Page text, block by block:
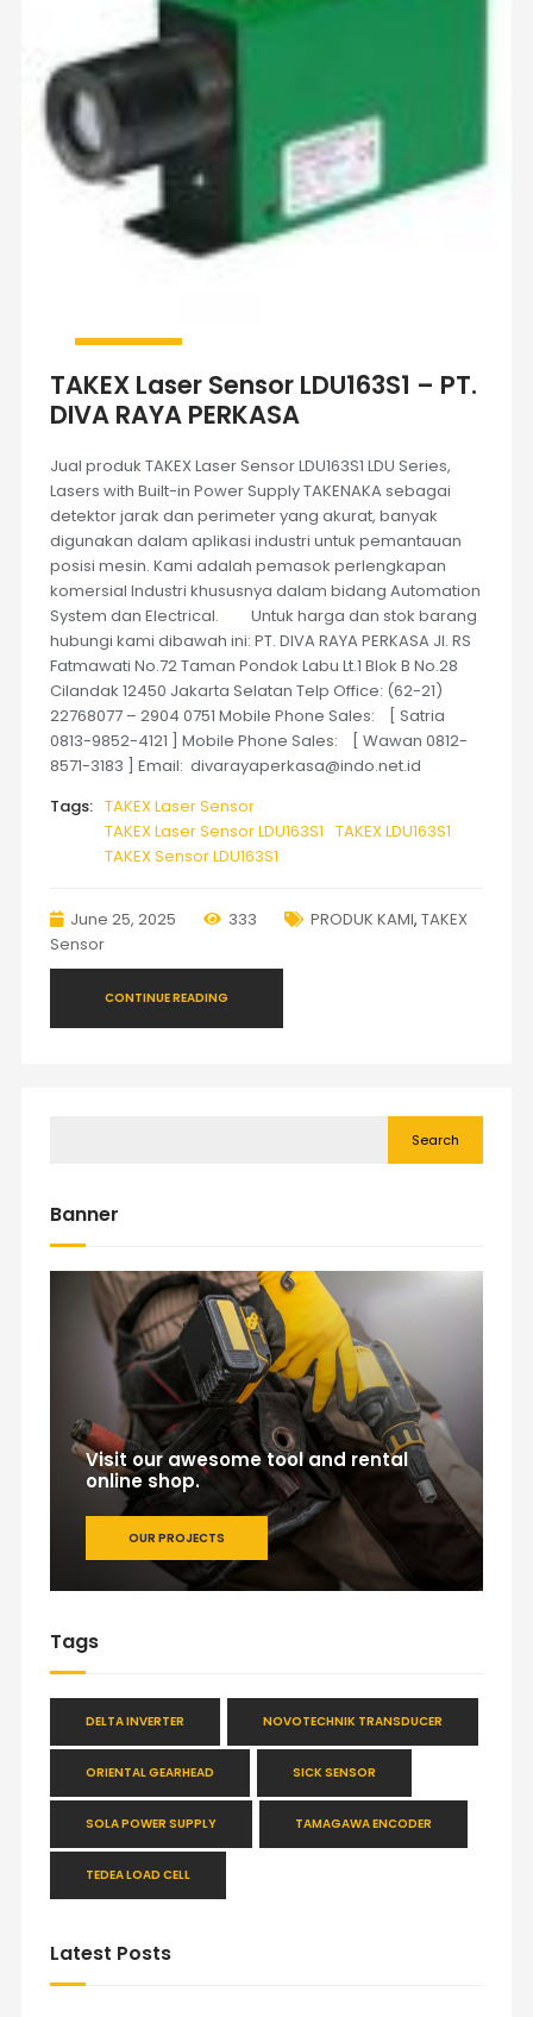
TAKEX Laser Sensor LDU163S1 – PT.
DIVA RAYA PERKASA
Jual produk TAKEX Laser Sensor LDU163S1 LDU Series,
Lasers with Built-in Power Supply TAKENAKA sebagai
detektor jarak dan perimeter yang akurat, banyak
digunakan dalam aplikasi industri untuk pemantauan
posisi mesin. Kami adalah pemasok perlengkapan
komersial Industri khususnya dalam bidang Automation
System dan Electrical. Untuk harga dan stok barang
hubungi kami dibawah ini: PT. DIVA RAYA PERKASA Jl. RS
Fatmawati No.72 Taman Pondok Labu Lt.1 Blok B No.28
Cilandak 12450 Jakarta Selatan Telp Office: (62-21)
22768077 – 2904 0751 Mobile Phone Sales: [ Satria
0813-9852-4121 ] Mobile Phone Sales: [ Wawan 0812-
8571-3183 ] Email: divarayaperkasa@indo.net.id
Tags: TAKEX Laser Sensor
TAKEX Laser Sensor LDU163S1 TAKEX LDU163S1
TAKEX Sensor LDU163S1
June 25, 2025 333 PRODUK KAMI, TAKEX
Sensor
CONTINUE READING
Search
Banner
Visit our awesome tool and rental
online shop.
OUR PROJECTS
Tags
DELTA INVERTER NOVOTECHNIK TRANSDUCER
ORIENTAL GEARHEAD SICK SENSOR
SOLA POWER SUPPLY TAMAGAWA ENCODER
TEDEA LOAD CELL
Latest Posts